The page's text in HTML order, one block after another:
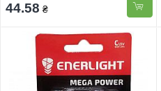
44.58 ₴